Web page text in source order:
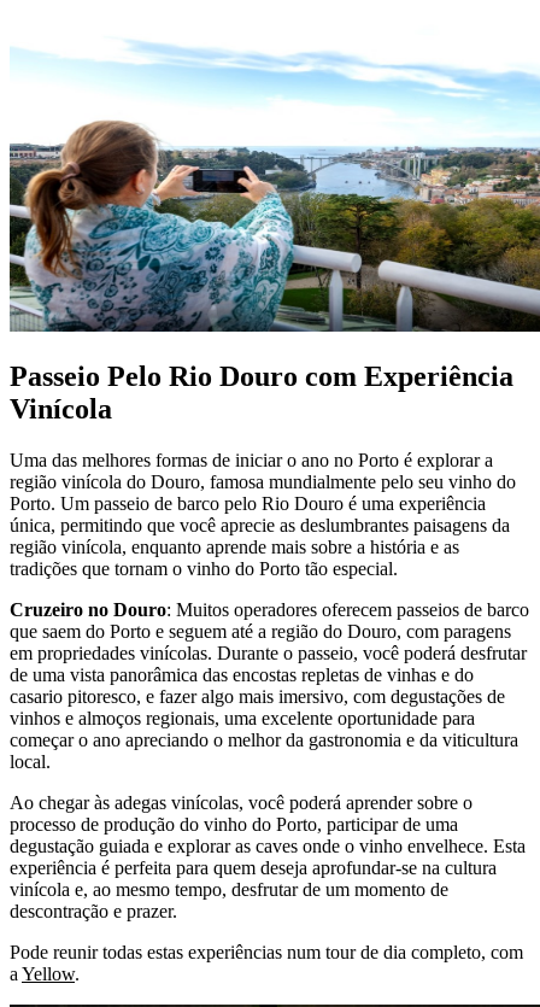
Passeio Pelo Rio Douro com Experiência
Vinícola
Uma das melhores formas de iniciar o ano no Porto é explorar a
região vinícola do Douro, famosa mundialmente pelo seu vinho do
Porto. Um passeio de barco pelo Rio Douro é uma experiência
única, permitindo que você aprecie as deslumbrantes paisagens da
região vinícola, enquanto aprende mais sobre a história e as
tradições que tornam o vinho do Porto tão especial.
Cruzeiro no Douro: Muitos operadores oferecem passeios de barco
que saem do Porto e seguem até a região do Douro, com paragens
em propriedades vinícolas. Durante o passeio, você poderá desfrutar
de uma vista panorâmica das encostas repletas de vinhas e do
casario pitoresco, e fazer algo mais imersivo, com degustações de
vinhos e almoços regionais, uma excelente oportunidade para
começar o ano apreciando o melhor da gastronomia e da viticultura
local.
Ao chegar às adegas vinícolas, você poderá aprender sobre o
processo de produção do vinho do Porto, participar de uma
degustação guiada e explorar as caves onde o vinho envelhece. Esta
experiência é perfeita para quem deseja aprofundar-se na cultura
vinícola e, ao mesmo tempo, desfrutar de um momento de
descontração e prazer.
Pode reunir todas estas experiências num tour de dia completo, com
a Yellow.